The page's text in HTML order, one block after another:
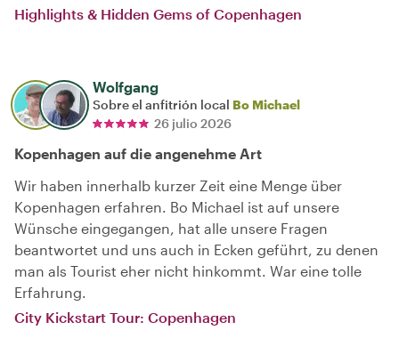
Highlights & Hidden Gems of Copenhagen
Wolfgang
Sobre el anfitrión local Bo Michael
26 julio 2026
Kopenhagen auf die angenehme Art
Wir haben innerhalb kurzer Zeit eine Menge über
Kopenhagen erfahren. Bo Michael ist auf unsere
Wünsche eingegangen, hat alle unsere Fragen
beantwortet und uns auch in Ecken geführt, zu denen
man als Tourist eher nicht hinkommt. War eine tolle
Erfahrung.
City Kickstart Tour: Copenhagen